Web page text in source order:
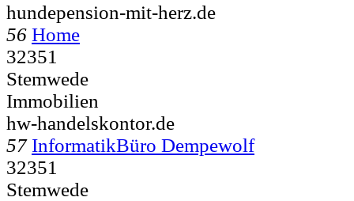
hundepension-mit-herz.de
56 Home
32351
Stemwede
Immobilien
hw-handelskontor.de
57 InformatikBüro Dempewolf
32351
Stemwede